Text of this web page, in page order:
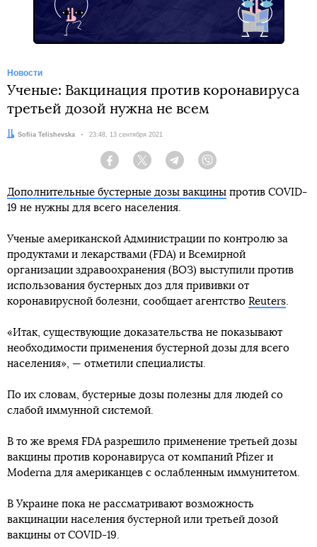
Новости
Ученые: Вакцинация против коронавируса
третьей дозой нужна не всем
Автор:
Sofiia Telishevska Дата:
23:48, 13 сентября 2021
Facebook Twitter Telegram
Дополнительные бустерные дозы вакцины против COVID-
19 не нужны для всего населения.
Ученые американской Администрации по контролю за
продуктами и лекарствами (FDA) и Всемирной
организации здравоохранения (ВОЗ) выступили против
использования бустерных доз для прививки от
коронавирусной болезни, сообщает агентство Reuters.
«Итак, существующие доказательства не показывают
необходимости применения бустерной дозы для всего
населения», — отметили специалисты.
По их словам, бустерные дозы полезны для людей со
слабой иммунной системой.
В то же время FDA разрешило применение третьей дозы
вакцины против коронавируса от компаний Pfizer и
Moderna для американцев с ослабленным иммунитетом.
В Украине пока не рассматривают возможность
вакцинации населения бустерной или третьей дозой
вакцины от COVID-19.